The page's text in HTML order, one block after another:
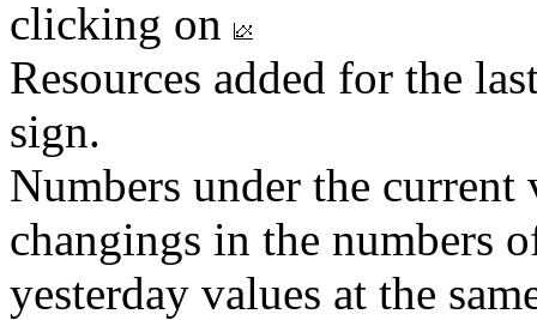
clicking on
Resources added for the
sign.
Numbers under the
changings in the numbers
yesterday values at the